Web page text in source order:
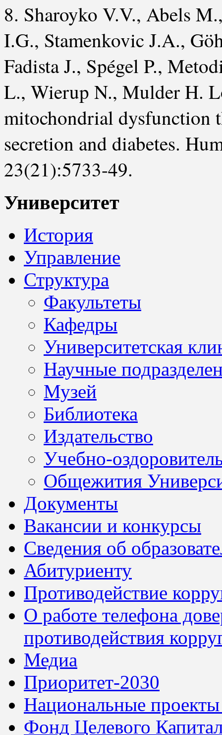
8. Sharoyko V.V., Abels
I.G., Stamenkovic J.A.,
Fadista J., Spégel P.,
L., Wierup N., Mulder H.
mitochondrial dysfunction
secretion and diabetes.
23(21):5733-49.
Университет
История
Управление
Структура
Факультеты
Кафедры
Университетская
Научные
Музей
Библиотека
Издательство
Учебно-
Общежития
Документы
Вакансии и конкурсы
Сведения об
Абитуриенту
Противодействие
О работе телефона
противодействия
Медиа
Приоритет-2030
Национальные
Фонд Целевого